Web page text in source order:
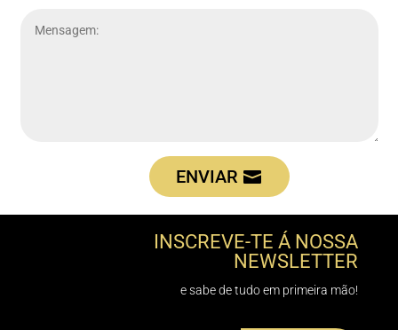
ENVIAR
INSCREVE-TE Á NOSSA
NEWSLETTER
e sabe de tudo em primeira mão!